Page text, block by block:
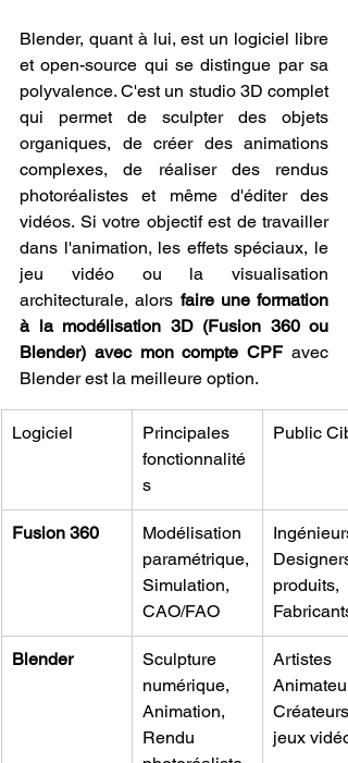
Blender, quant à lui, est un logiciel libre
et open-source qui se distingue par sa
polyvalence. C'est un studio 3D complet
qui permet de sculpter des objets
organiques, de créer des animations
complexes, de réaliser des rendus
photoréalistes et même d'éditer des
vidéos. Si votre objectif est de travailler
dans l'animation, les effets spéciaux, le
jeu vidéo ou la visualisation
architecturale, alors faire une formation
à la modélisation 3D (Fusion 360 ou
Blender) avec mon compte CPF avec
Blender est la meilleure option.
Logiciel
Principales
fonctionnalité
s
Public
Fusion 360
Modélisation
paramétrique,
Simulation,
CAO/FAO
Ingénieurs,
Designers
produits,
Fabricants
Blender
Sculpture
numérique,
Animation,
Rendu
Artistes
jeux vidéo